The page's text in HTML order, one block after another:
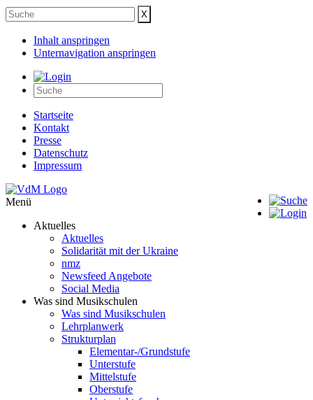
Inhalt anspringen
Unternavigation anspringen
Startseite
Kontakt
Presse
Datenschutz
Impressum
Menü
Aktuelles
Aktuelles
Solidarität mit der Ukraine
nmz
Newsfeed Angebote
Social Media
Was sind Musikschulen
Was sind Musikschulen
Lehrplanwerk
Strukturplan
Elementar-/Grundstufe
Unterstufe
Mittelstufe
Oberstufe